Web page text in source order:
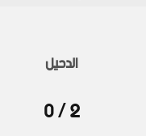
الدحيل
2 / 0